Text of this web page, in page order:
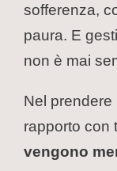
sofferenza,
paura. E
non è mai
Nel prendere
rapporto con
vengono